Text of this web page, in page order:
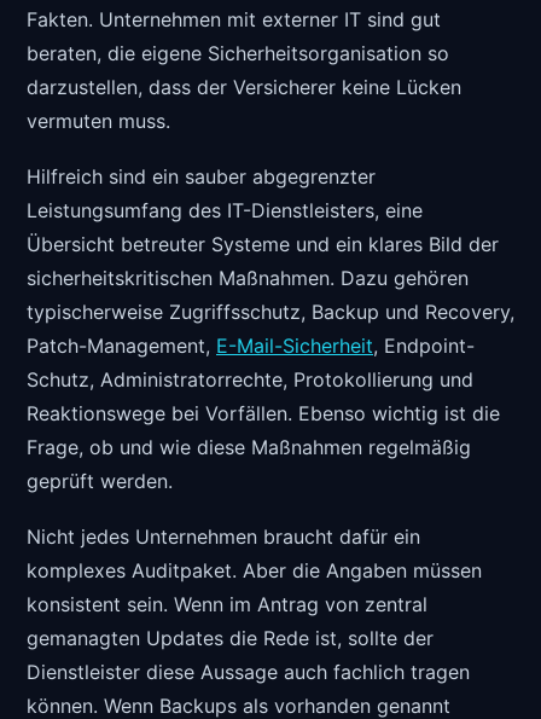
Fakten. Unternehmen mit externer IT sind gut
beraten, die eigene Sicherheitsorganisation so
darzustellen, dass der Versicherer keine Lücken
vermuten muss.
Hilfreich sind ein sauber abgegrenzter
Leistungsumfang des IT-Dienstleisters, eine
Übersicht betreuter Systeme und ein klares Bild der
sicherheitskritischen Maßnahmen. Dazu gehören
typischerweise Zugriffsschutz, Backup und Recovery,
Patch-Management, E-Mail-Sicherheit, Endpoint-
Schutz, Administratorrechte, Protokollierung und
Reaktionswege bei Vorfällen. Ebenso wichtig ist die
Frage, ob und wie diese Maßnahmen regelmäßig
geprüft werden.
Nicht jedes Unternehmen braucht dafür ein
komplexes Auditpaket. Aber die Angaben müssen
konsistent sein. Wenn im Antrag von zentral
gemanagten Updates die Rede ist, sollte der
Dienstleister diese Aussage auch fachlich tragen
können. Wenn Backups als vorhanden genannt